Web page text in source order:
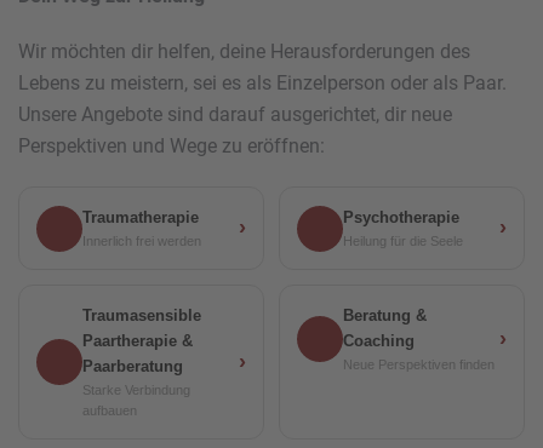
Wir möchten dir helfen, deine Herausforderungen des
Lebens zu meistern, sei es als Einzelperson oder als Paar.
Unsere Angebote sind darauf ausgerichtet, dir neue
Perspektiven und Wege zu eröffnen:
Traumatherapie
Innerlich frei werden
› Psychotherapie
Heilung für die Seele
›
Traumasensible
Paartherapie &
Paarberatung
Starke Verbindung
aufbauen
›
Beratung &
Coaching
Neue Perspektiven finden
›